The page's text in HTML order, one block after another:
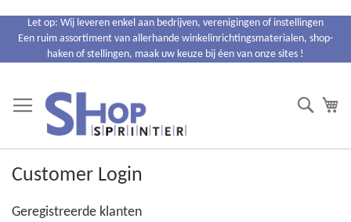
naar
Let op: Wij leveren enkel aan bedrijven, verenigingen of instellingen
Een ruim assortiment van allerhande winkelinrichtingsmaterialen, shop-
haken of stellingen, maak uw keuze bij éen van onze sites !
Search
Customer Login
Geregistreerde klanten